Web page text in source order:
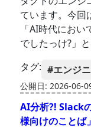
ています。今回
「AI時代にお
でしたっけ?」
タグ: #エンジ
公開日: 2026-06-
AI分析?! Slack
様向けのことば